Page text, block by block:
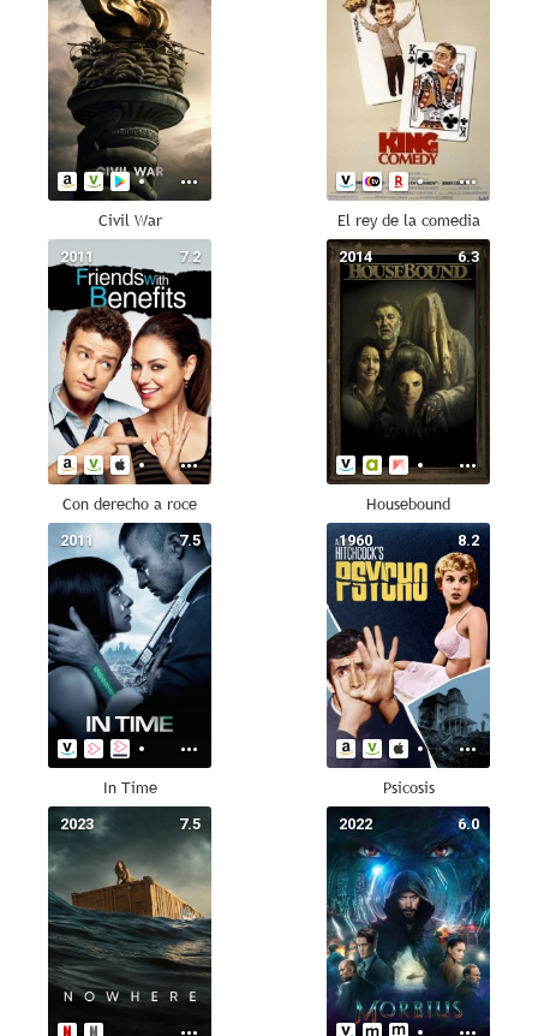
Civil War El rey de la comedia
7.2
2011
Con derecho a roce
6.3
2014
Housebound
7.5
2011
In Time
8.2
1960
Psicosis
7.5
2023 6.0
2022